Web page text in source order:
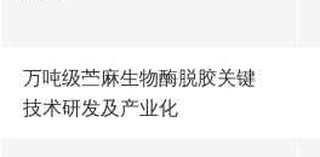
万吨级苎麻生物酶脱胶关键
技术研发及产业化